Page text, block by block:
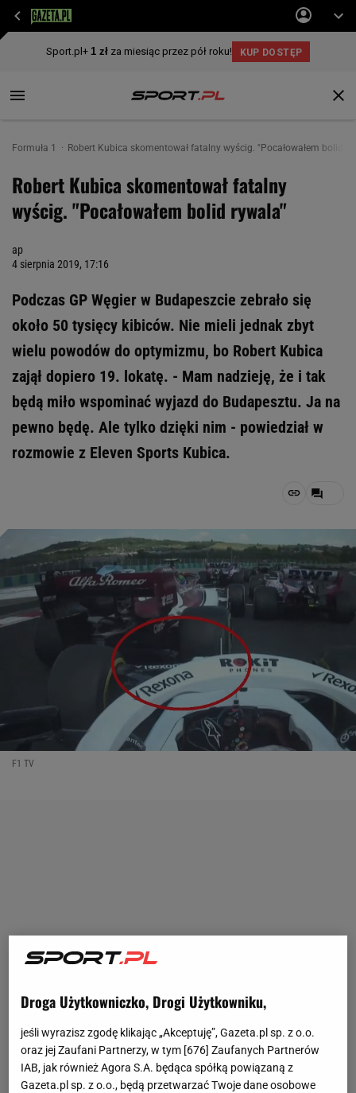
Formuła 1 Robert Kubica skomentował fatalny wyścig. "Pocałowałem bolid
Robert Kubica skomentował fatalny
wyścig. "Pocałowałem bolid rywala"
ap
4 sierpnia 2019, 17:16
Podczas GP Węgier w Budapeszcie zebrało się
około 50 tysięcy kibiców. Nie mieli jednak zbyt
wielu powodów do optymizmu, bo Robert Kubica
zajął dopiero 19. lokatę. - Mam nadzieję, że i tak
będą miło wspominać wyjazd do Budapesztu. Ja na
pewno będę. Ale tylko dzięki nim - powiedział w
rozmowie z Eleven Sports Kubica.
F1 TV
Droga Użytkowniczko, Drogi Użytkowniku,
jeśli wyrazisz zgodę klikając „Akceptuję”, Gazeta.pl sp. z o.o.
oraz jej Zaufani Partnerzy, w tym [676] Zaufanych Partnerów
IAB, jak również Agora S.A. będąca spółką powiązaną z
Gazeta.pl sp. z o.o., będą przetwarzać Twoje dane osobowe